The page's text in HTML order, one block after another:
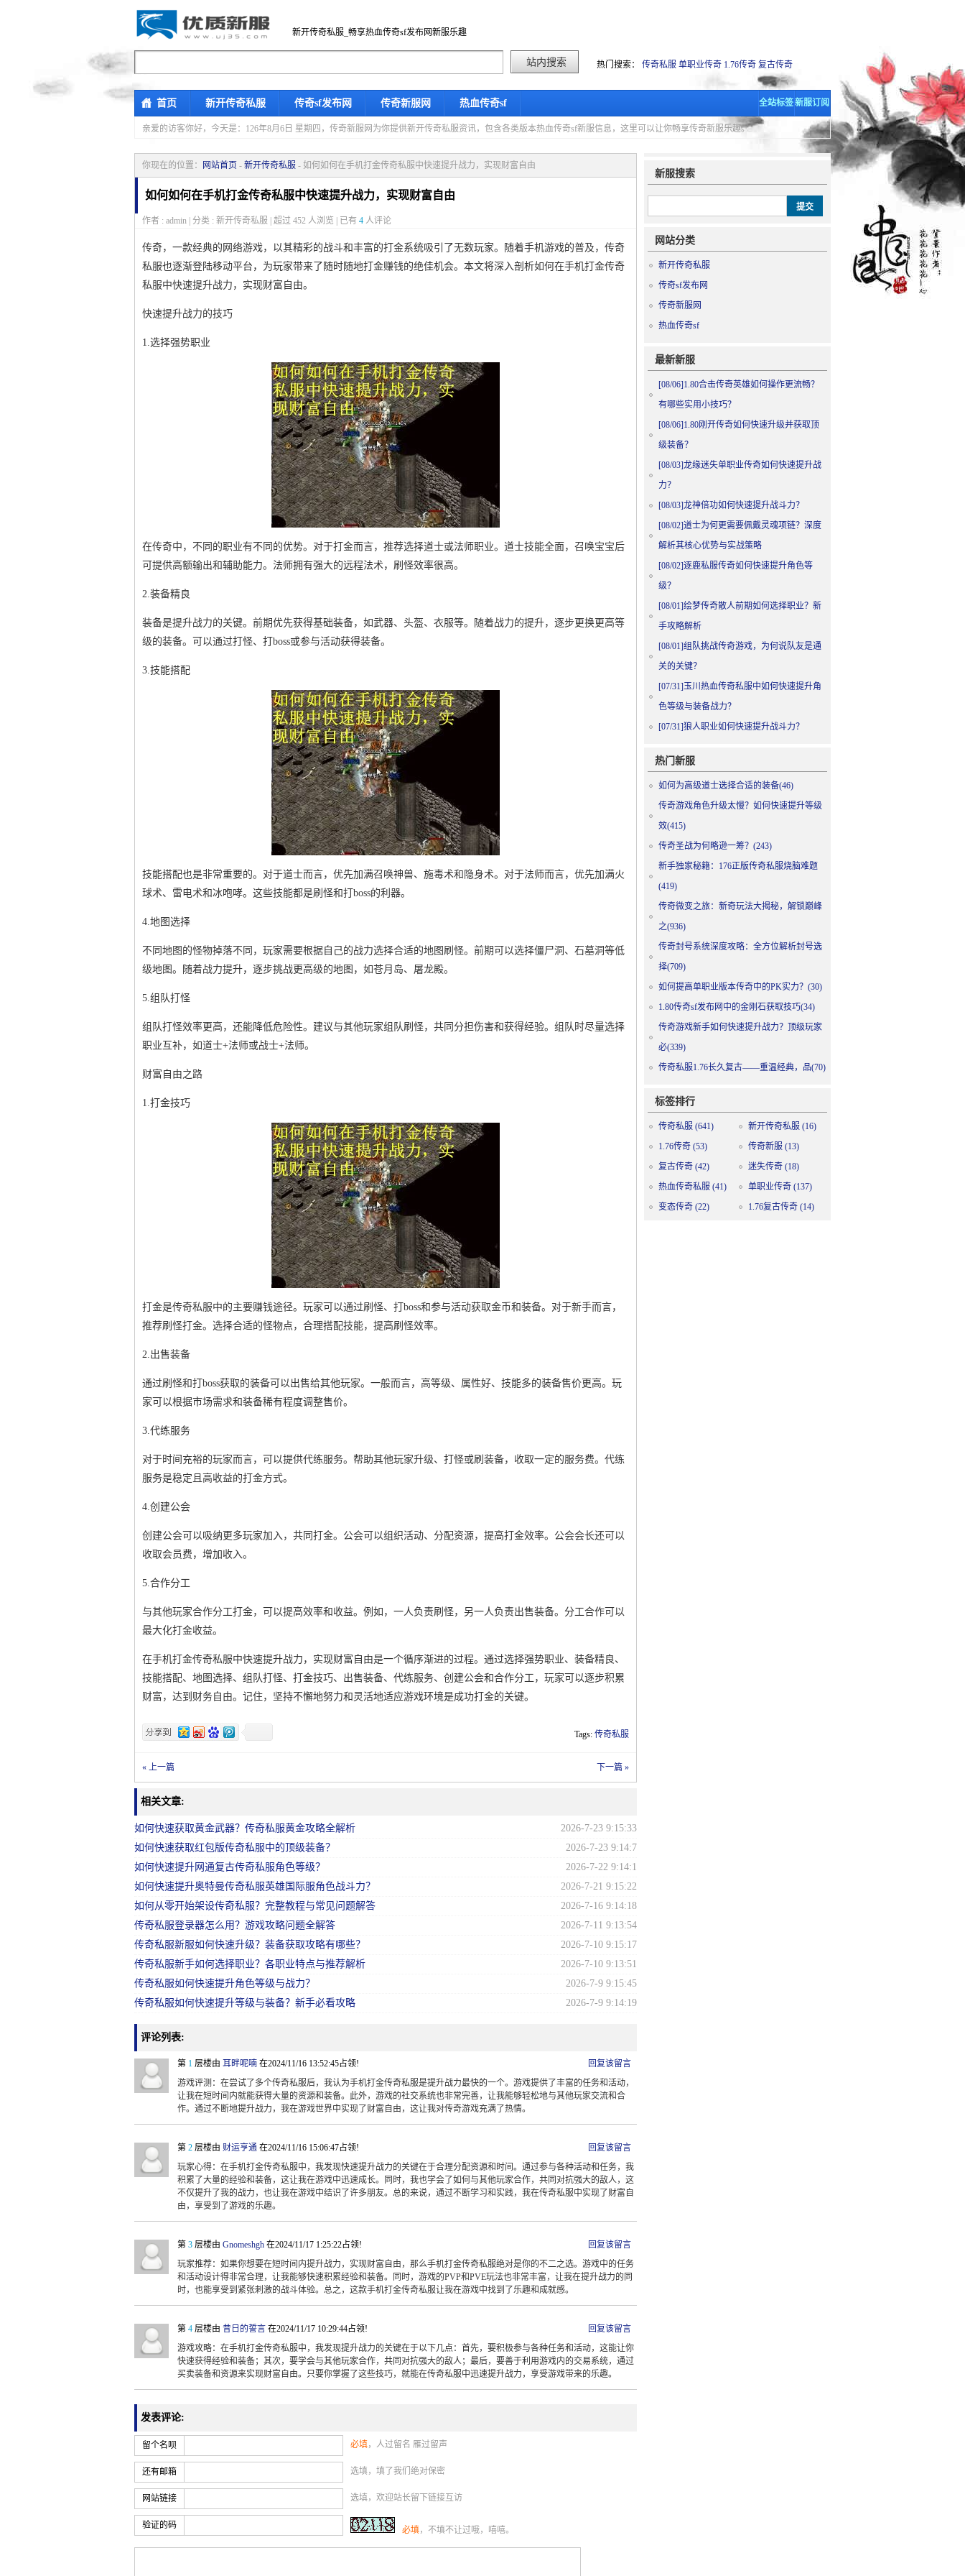
新开传奇私服_畅享热血传奇sf发布网新服乐趣
热门搜索： 传奇私服 单职业传奇 1.76传奇 复古传奇
首页 新开传奇私服 传奇sf发布网 传奇新服网 热血传奇sf 全站标签新服订阅
亲爱的访客你好， 今天是：126年8月6日 星期四，传奇新服网为你提供新开传奇私服资讯，包含各类版本热血传奇sf新服信息，这里可以让你畅享传奇新服乐趣。
你现在的位置： 网站首页 - 新开传奇私服 - 如何如何在手机打金传奇私服中快速提升战力，实现财富自由
如何如何在手机打金传奇私服中快速提升战力，实现财富自由
作者 : admin | 分类 : 新开传奇私服 | 超过 452 人浏览 | 已有 4 人评论
传奇，一款经典的网络游戏，以其精彩的战斗和丰富的打金系统吸引了无数玩家。随着手机游戏的普及，传奇
私服也逐渐登陆移动平台，为玩家带来了随时随地打金赚钱的绝佳机会。本文将深入剖析如何在手机打金传奇
私服中快速提升战力，实现财富自由。
快速提升战力的技巧
1.选择强势职业
在传奇中，不同的职业有不同的优势。对于打金而言，推荐选择道士或法师职业。道士技能全面，召唤宝宝后
可提供高额输出和辅助能力。法师拥有强大的远程法术，刷怪效率很高。
2.装备精良
装备是提升战力的关键。前期优先获得基础装备，如武器、头盔、衣服等。随着战力的提升，逐步更换更高等
级的装备。可以通过打怪、打boss或参与活动获得装备。
3.技能搭配
技能搭配也是非常重要的。对于道士而言，优先加满召唤神兽、施毒术和隐身术。对于法师而言，优先加满火
球术、雷电术和冰咆哮。这些技能都是刷怪和打boss的利器。
4.地图选择
不同地图的怪物掉落不同，玩家需要根据自己的战力选择合适的地图刷怪。前期可以选择僵尸洞、石墓洞等低
级地图。随着战力提升，逐步挑战更高级的地图，如苍月岛、屠龙殿。
5.组队打怪
组队打怪效率更高，还能降低危险性。建议与其他玩家组队刷怪，共同分担伤害和获得经验。组队时尽量选择
职业互补，如道士+法师或战士+法师。
财富自由之路
1.打金技巧
打金是传奇私服中的主要赚钱途径。玩家可以通过刷怪、打boss和参与活动获取金币和装备。对于新手而言，
推荐刷怪打金。选择合适的怪物点，合理搭配技能，提高刷怪效率。
2.出售装备
通过刷怪和打boss获取的装备可以出售给其他玩家。一般而言，高等级、属性好、技能多的装备售价更高。玩
家可以根据市场需求和装备稀有程度调整售价。
3.代练服务
对于时间充裕的玩家而言，可以提供代练服务。帮助其他玩家升级、打怪或刷装备，收取一定的服务费。代练
服务是稳定且高收益的打金方式。
4.创建公会
创建公会可以吸纳更多玩家加入，共同打金。公会可以组织活动、分配资源，提高打金效率。公会会长还可以
收取会员费，增加收入。
5.合作分工
与其他玩家合作分工打金，可以提高效率和收益。例如，一人负责刷怪，另一人负责出售装备。分工合作可以
最大化打金收益。
在手机打金传奇私服中快速提升战力，实现财富自由是一个循序渐进的过程。通过选择强势职业、装备精良、
技能搭配、地图选择、组队打怪、打金技巧、出售装备、代练服务、创建公会和合作分工，玩家可以逐步积累
财富，达到财务自由。记住，坚持不懈地努力和灵活地适应游戏环境是成功打金的关键。
Tags: 传奇私服
« 上一篇 下一篇 »
相关文章:
如何快速获取黄金武器？传奇私服黄金攻略全解析
2026-7-23 9:15:33
如何快速获取红包版传奇私服中的顶级装备？
2026-7-23 9:14:7
如何快速提升网通复古传奇私服角色等级？
2026-7-22 9:14:1
如何快速提升奥特曼传奇私服英雄国际服角色战斗力？
2026-7-21 9:15:22
如何从零开始架设传奇私服？完整教程与常见问题解答
2026-7-16 9:14:18
传奇私服登录器怎么用？游戏攻略问题全解答
2026-7-11 9:13:54
传奇私服新服如何快速升级？装备获取攻略有哪些？
2026-7-10 9:15:17
传奇私服新手如何选择职业？各职业特点与推荐解析
2026-7-10 9:13:51
传奇私服如何快速提升角色等级与战力？
2026-7-9 9:15:45
传奇私服如何快速提升等级与装备？新手必看攻略
2026-7-9 9:14:19
评论列表:
回复该留言
第 1 层楼由 耳畔呢喃 在2024/11/16 13:52:45占领!
游戏评测：在尝试了多个传奇私服后，我认为手机打金传奇私服是提升战力最快的一个。游戏提供了丰富的任务和活动，
让我在短时间内就能获得大量的资源和装备。此外，游戏的社交系统也非常完善，让我能够轻松地与其他玩家交流和合
作。通过不断地提升战力，我在游戏世界中实现了财富自由，这让我对传奇游戏充满了热情。
回复该留言
第 2 层楼由 财运亨通 在2024/11/16 15:06:47占领!
玩家心得：在手机打金传奇私服中，我发现快速提升战力的关键在于合理分配资源和时间。通过参与各种活动和任务，我
积累了大量的经验和装备，这让我在游戏中迅速成长。同时，我也学会了如何与其他玩家合作，共同对抗强大的敌人，这
不仅提升了我的战力，也让我在游戏中结识了许多朋友。总的来说，通过不断学习和实践，我在传奇私服中实现了财富自
由，享受到了游戏的乐趣。
回复该留言
第 3 层楼由 Gnomeshgh 在2024/11/17 1:25:22占领!
玩家推荐：如果你想要在短时间内提升战力，实现财富自由，那么手机打金传奇私服绝对是你的不二之选。游戏中的任务
和活动设计得非常合理，让我能够快速积累经验和装备。同时，游戏的PVP和PVE玩法也非常丰富，让我在提升战力的同
时，也能享受到紧张刺激的战斗体验。总之，这款手机打金传奇私服让我在游戏中找到了乐趣和成就感。
回复该留言
第 4 层楼由 昔日的誓言 在2024/11/17 10:29:44占领!
游戏攻略：在手机打金传奇私服中，我发现提升战力的关键在于以下几点：首先，要积极参与各种任务和活动，这能让你
快速获得经验和装备；其次，要学会与其他玩家合作，共同对抗强大的敌人；最后，要善于利用游戏内的交易系统，通过
买卖装备和资源来实现财富自由。只要你掌握了这些技巧，就能在传奇私服中迅速提升战力，享受游戏带来的乐趣。
发表评论:
留个名呗 必填，人过留名 雁过留声
还有邮箱 选填，填了我们绝对保密
网站链接 选填，欢迎站长留下链接互访
验证的码 必填，不填不让过哦，嘻嘻。
新服搜索
网站分类
新开传奇私服
传奇sf发布网
传奇新服网
热血传奇sf
最新新服
[08/06]1.80合击传奇英雄如何操作更流畅？
有哪些实用小技巧？
[08/06]1.80刚开传奇如何快速升级并获取顶
级装备？
[08/03]龙缘迷失单职业传奇如何快速提升战
力？
[08/03]龙神倍功如何快速提升战斗力？
[08/02]道士为何更需要佩戴灵魂项链？深度
解析其核心优势与实战策略
[08/02]逐鹿私服传奇如何快速提升角色等
级？
[08/01]绘梦传奇散人前期如何选择职业？新
手攻略解析
[08/01]组队挑战传奇游戏，为何说队友是通
关的关键？
[07/31]玉川热血传奇私服中如何快速提升角
色等级与装备战力？
[07/31]狼人职业如何快速提升战斗力？
热门新服
如何为高级道士选择合适的装备(46)
传奇游戏角色升级太慢？如何快速提升等级
效(415)
传奇圣战为何略逊一筹？(243)
新手独家秘籍：176正版传奇私服烧脑难题
(419)
传奇微变之旅：新奇玩法大揭秘，解锁巅峰
之(936)
传奇封号系统深度攻略：全方位解析封号选
择(709)
如何提高单职业版本传奇中的PK实力？(30)
1.80传奇sf发布网中的金刚石获取技巧(34)
传奇游戏新手如何快速提升战力？顶级玩家
必(339)
传奇私服1.76长久复古——重温经典，品(70)
标签排行
传奇私服 (641) 新开传奇私服 (16)
1.76传奇 (53) 传奇新服 (13)
复古传奇 (42) 迷失传奇 (18)
热血传奇私服 (41) 单职业传奇 (137)
变态传奇 (22) 1.76复古传奇 (14)